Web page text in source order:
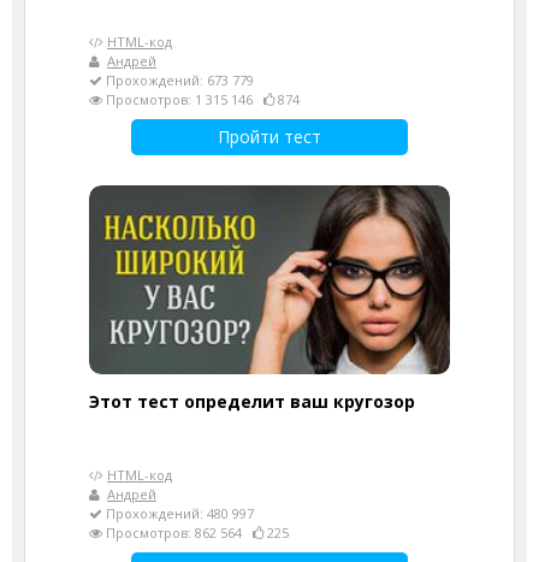
HTML-код
Андрей
Прохождений: 673 779
Просмотров: 1 315 146
874
Пройти тест
Этот тест определит ваш кругозор
HTML-код
Андрей
Прохождений: 480 997
Просмотров: 862 564
225